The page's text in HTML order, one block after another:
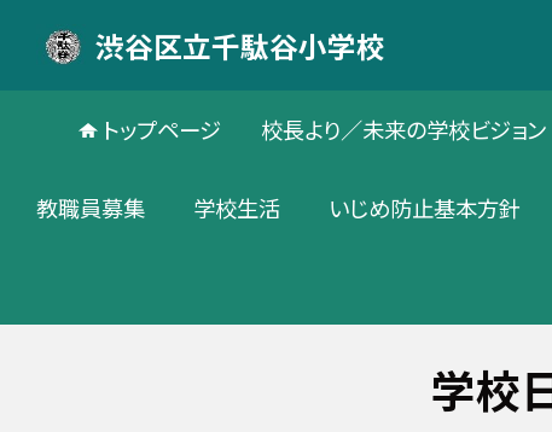
渋谷区立千駄谷小学校
トップページ 校長より／未来の学校ビジョン
教職員募集 学校生活 いじめ防止基本方針
学校